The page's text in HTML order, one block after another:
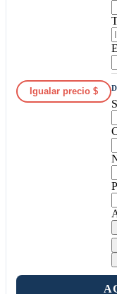
Igualar precio $